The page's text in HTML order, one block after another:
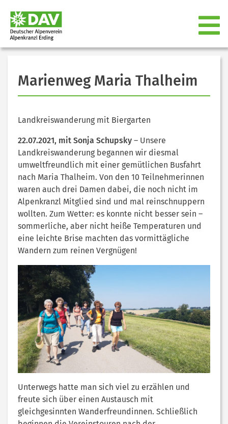
Marienweg Maria Thalheim
Landkreiswanderung mit Biergarten
22.07.2021, mit Sonja Schupsky – Unsere
Landkreiswanderung begannen wir diesmal
umweltfreundlich mit einer gemütlichen Busfahrt
nach Maria Thalheim. Von den 10 Teilnehmerinnen
waren auch drei Damen dabei, die noch nicht im
Alpenkranzl Mitglied sind und mal reinschnuppern
wollten. Zum Wetter: es konnte nicht besser sein –
sommerliche, aber nicht heiße Temperaturen und
eine leichte Brise machten das vormittägliche
Wandern zum reinen Vergnügen!
Unterwegs hatte man sich viel zu erzählen und
freute sich über einen Austausch mit
gleichgesinnten Wanderfreundinnen. Schließlich